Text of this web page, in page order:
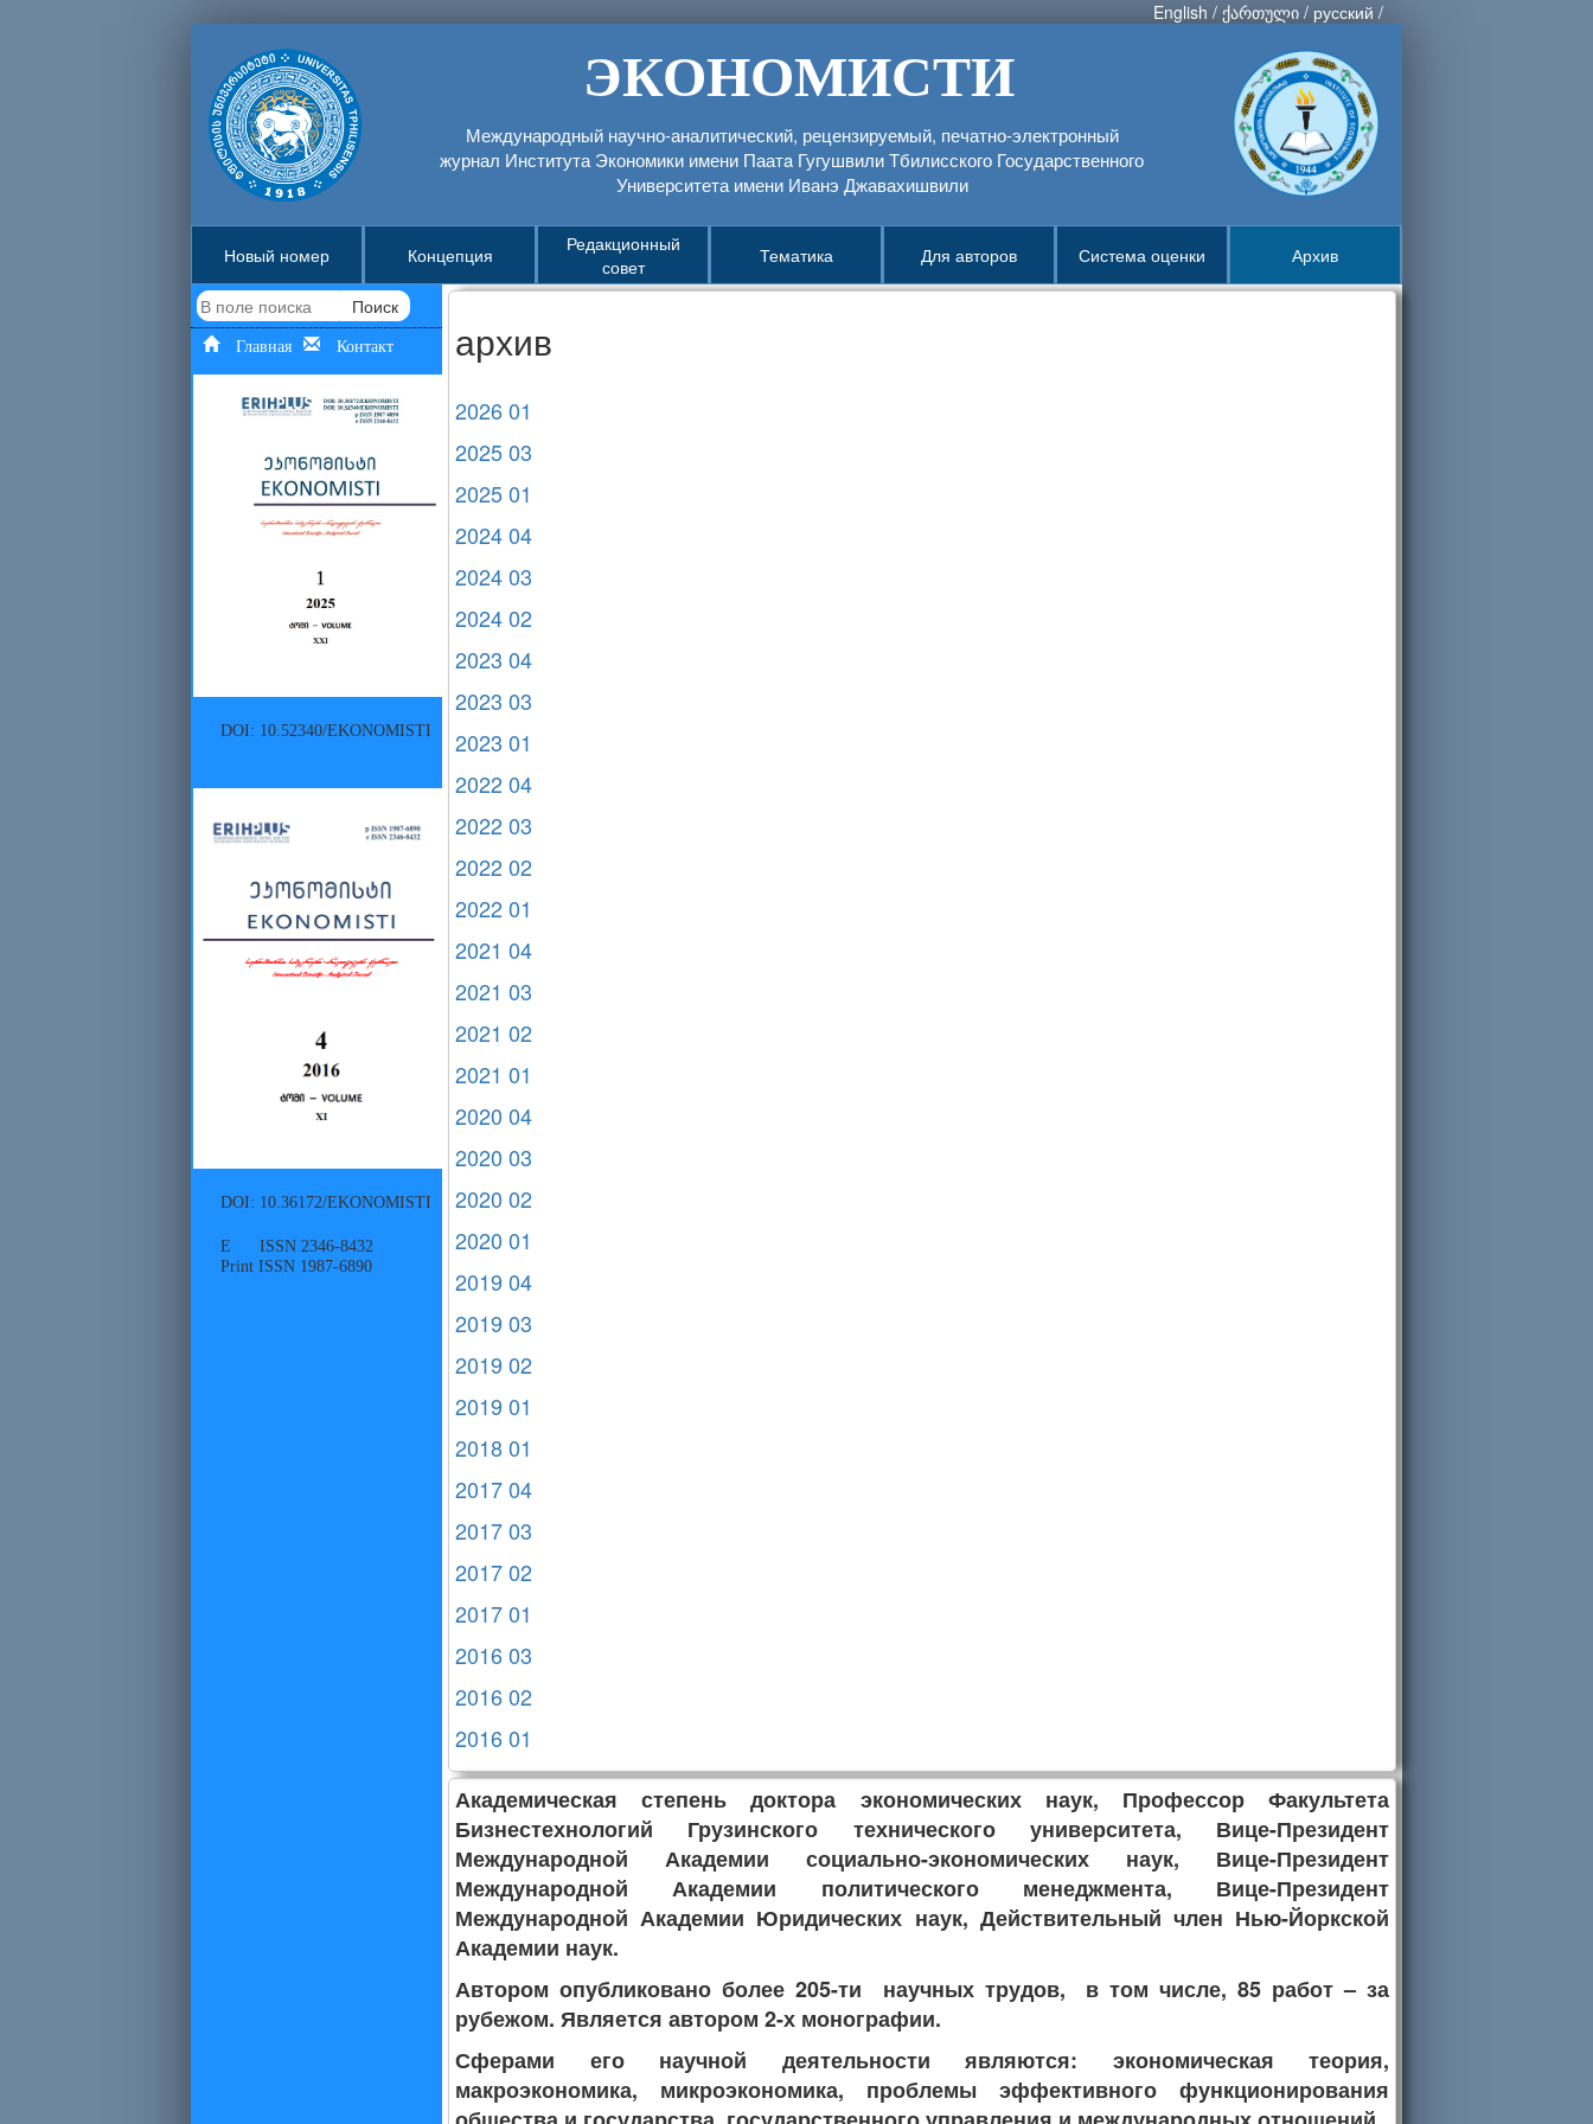
English / ქართული / русский /
ЭКОНОМИСТИ
Международный научно-аналитический, рецензируемый, печатно-электронный
журнал Института Экономики имени Паатa Гугушвили Тбилисского Государственного
Университета имени Иванэ Джавахишвили
Новый номер Концепция
Редакционный
совет
Тематика Для авторов Система оценки Архив
Поиск
Главная Контакт
DOI: 10.52340/EKONOMISTI
DOI: 10.36172/EKONOMISTI
E ISSN 2346-8432
Print ISSN 1987-6890
архив
2026 01
2025 03
2025 01
2024 04
2024 03
2024 02
2023 04
2023 03
2023 01
2022 04
2022 03
2022 02
2022 01
2021 04
2021 03
2021 02
2021 01
2020 04
2020 03
2020 02
2020 01
2019 04
2019 03
2019 02
2019 01
2018 01
2017 04
2017 03
2017 02
2017 01
2016 03
2016 02
2016 01
Академическая степень доктора экономических наук, Профессор Факультета
Бизнестехнологий Грузинского технического университета, Вице-Президент
Международной Академии социально-экономических наук, Вице-Президент
Международной Академии политического менеджмента, Вице-Президент
Международной Академии Юридических наук, Действительный член Нью-Йоркской
Академии наук.
Автором опубликовано более 205-ти научных трудов, в том числе, 85 работ – за
рубежом. Является автором 2-х монографии.
Сферами его научной деятельности являются: экономическая теория,
макроэкономика, микроэкономика, проблемы эффективного функционирования